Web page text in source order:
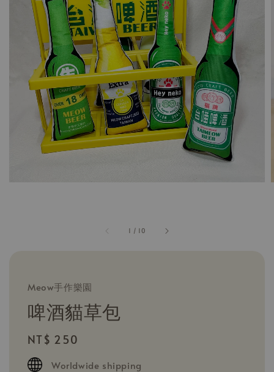
1 / 10
Meow手作樂園
啤酒貓草包
Regular
price
NT$ 250
Worldwide shipping